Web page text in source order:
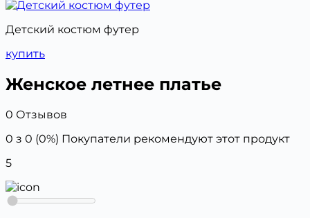
Детский костюм футер
купить
Женское летнее платье
0 Отзывов
0 з 0 (0%) Покупатели рекомендуют этот продукт
5